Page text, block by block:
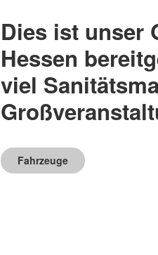
Dies ist unser
Hessen
viel
Fahrzeuge